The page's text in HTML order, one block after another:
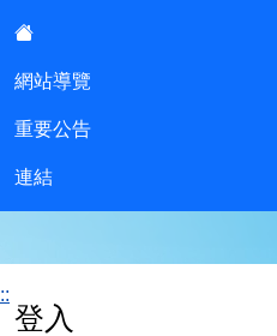
網站導覽
重要公告
連結
登入